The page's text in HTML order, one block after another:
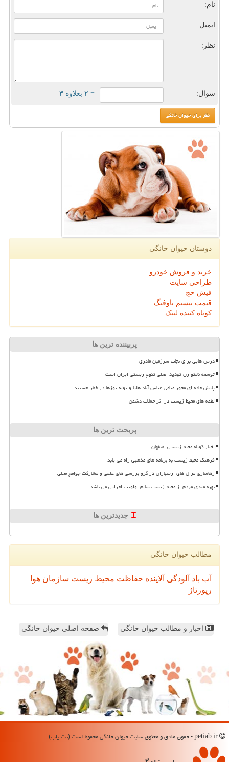
نام:
ایمیل:
نظر:
سوال: = ۲ بعلاوه ۳
دوستان حیوان خانگی
خرید و فروش خودرو
طراحی سایت
فیش حج
قیمت بیسیم باوفنگ
کوتاه کننده لینک
پربیننده ترین ها
درس هایی برای نجات سرزمین مادری
توسعه نامتوازن تهدید اصلی تنوع زیستی ایران است
پایش جاده ای محور میامی-عباس آباد هلیا و توله یوزها در خطر هستند
لطمه های محیط زیست در اثر حملات دشمن
پربحث ترین ها
اخبار کوتاه محیط زیستی اصفهان
فرهنگ محیط زیست به برنامه های مذهبی راه می یابد
رهاسازی مرال های ارسباران در گرو بررسی های علمی و مشارکت جوامع محلی
بهره مندی مردم از محیط زیست سالم اولویت اجرایی می باشد
جدیدترین ها
مطالب حیوان خانگی
آب باد آلودگی آلاینده حفاظت محیط زیست سازمان هوا
رپورتاژ
اخبار و مطالب حیوان خانگی صفحه اصلی حیوان خانگی